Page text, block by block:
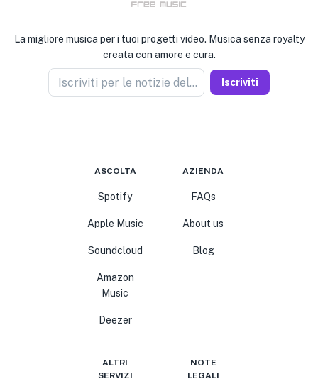
La migliore musica per i tuoi progetti video. Musica senza royalty
creata con amore e cura.
Iscriviti per le notizie del venditore Iscriviti
ASCOLTA
Spotify
Apple Music
Soundcloud
Amazon
Music
Deezer
AZIENDA
FAQs
About us
Blog
ALTRI
SERVIZI
NOTE
LEGALI